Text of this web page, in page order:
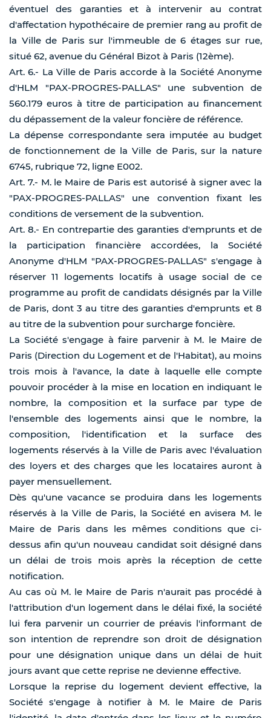
éventuel des garanties et à intervenir au contrat
d'affectation hypothécaire de premier rang au profit de
la Ville de Paris sur l'immeuble de 6 étages sur rue,
situé 62, avenue du Général Bizot à Paris (12ème).
Art. 6.- La Ville de Paris accorde à la Société Anonyme
d'HLM "PAX-PROGRES-PALLAS" une subvention de
560.179 euros à titre de participation au financement
du dépassement de la valeur foncière de référence.
La dépense correspondante sera imputée au budget
de fonctionnement de la Ville de Paris, sur la nature
6745, rubrique 72, ligne E002.
Art. 7.- M. le Maire de Paris est autorisé à signer avec la
"PAX-PROGRES-PALLAS" une convention fixant les
conditions de versement de la subvention.
Art. 8.- En contrepartie des garanties d'emprunts et de
la participation financière accordées, la Société
Anonyme d'HLM "PAX-PROGRES-PALLAS" s'engage à
réserver 11 logements locatifs à usage social de ce
programme au profit de candidats désignés par la Ville
de Paris, dont 3 au titre des garanties d'emprunts et 8
au titre de la subvention pour surcharge foncière.
La Société s'engage à faire parvenir à M. le Maire de
Paris (Direction du Logement et de l'Habitat), au moins
trois mois à l'avance, la date à laquelle elle compte
pouvoir procéder à la mise en location en indiquant le
nombre, la composition et la surface par type de
l'ensemble des logements ainsi que le nombre, la
composition, l'identification et la surface des
logements réservés à la Ville de Paris avec l'évaluation
des loyers et des charges que les locataires auront à
payer mensuellement.
Dès qu'une vacance se produira dans les logements
réservés à la Ville de Paris, la Société en avisera M. le
Maire de Paris dans les mêmes conditions que ci-
dessus afin qu'un nouveau candidat soit désigné dans
un délai de trois mois après la réception de cette
notification.
Au cas où M. le Maire de Paris n'aurait pas procédé à
l'attribution d'un logement dans le délai fixé, la société
lui fera parvenir un courrier de préavis l'informant de
son intention de reprendre son droit de désignation
pour une désignation unique dans un délai de huit
jours avant que cette reprise ne devienne effective.
Lorsque la reprise du logement devient effective, la
Société s'engage à notifier à M. le Maire de Paris